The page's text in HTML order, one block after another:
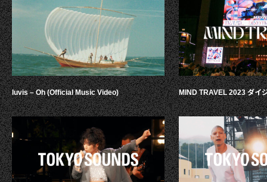
luvis – Oh (Official Music Video) MIND TRAVEL 2023 ダイ